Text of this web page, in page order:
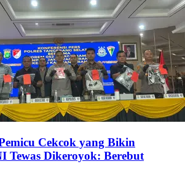
Cekcok yang Bikin
Tewas Dikeroyok: Berebut